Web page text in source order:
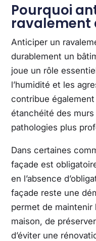
Pourquoi
ravalement
Anticiper un
durablement un
joue un rôle
l’humidité et les
contribue
étanchéité des murs
pathologies plus
Dans certaines
façade est
en l’absence
façade reste une
permet de maintenir
maison, de
d’éviter une